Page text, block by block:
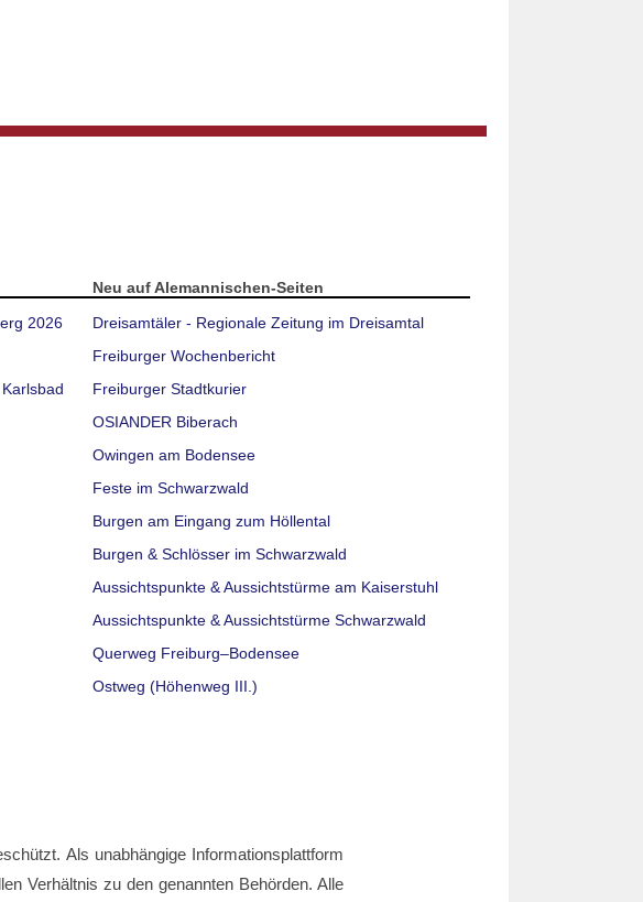
2026
Neu auf Alemannischen-Seiten
Dreisamtäler - Regionale Zeitung im Dreisamtal
Freiburger Wochenbericht
Freiburger Stadtkurier
OSIANDER Biberach
Owingen am Bodensee
Feste im Schwarzwald
Burgen am Eingang zum Höllental
Burgen & Schlösser im Schwarzwald
Aussichtspunkte & Aussichtstürme am Kaiserstuhl
Aussichtspunkte & Aussichtstürme Schwarzwald
Querweg Freiburg–Bodensee
Ostweg (Höhenweg III.)
Als unabhängige Informationsplattform
Verhältnis zu den genannten Behörden. Alle